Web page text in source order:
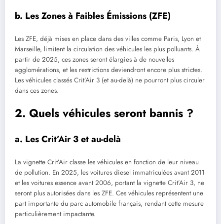
b. Les Zones à Faibles Émissions (ZFE)
Les ZFE, déjà mises en place dans des villes comme Paris, Lyon et
Marseille, limitent la circulation des véhicules les plus polluants. À
partir de 2025, ces zones seront élargies à de nouvelles
agglomérations, et les restrictions deviendront encore plus strictes.
Les véhicules classés Crit’Air 3 (et au-delà) ne pourront plus circuler
dans ces zones.
2. Quels véhicules seront bannis ?
a. Les Crit’Air 3 et au-delà
La vignette Crit’Air classe les véhicules en fonction de leur niveau
de pollution. En 2025, les voitures diesel immatriculées avant 2011
et les voitures essence avant 2006, portant la vignette Crit’Air 3, ne
seront plus autorisées dans les ZFE. Ces véhicules représentent une
part importante du parc automobile français, rendant cette mesure
particulièrement impactante.